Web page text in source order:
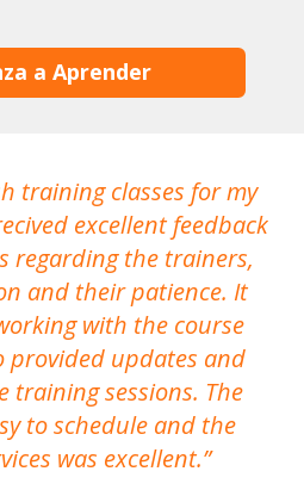
a Aprender
training classes for my
excellent feedback
regarding the trainers,
and their patience. It
with the course
provided updates and
training sessions. The
to schedule and the
was excellent.